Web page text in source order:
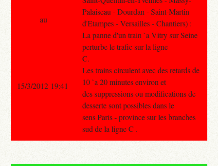
Palaiseau - Dourdan - Saint-Martin
d'Etampes - Versailles - Chantiers) :
La panne d'un train `a Vitry sur Seine
perturbe le trafic sur la ligne
C.
Les trains circulent avec des retards de
10 `a 20 minutes environ et
des suppressions ou modifications de
desserte sont possibles dans le
sens Paris - province sur les branches
sud de la ligne C .
au
15/3/2012 19:41